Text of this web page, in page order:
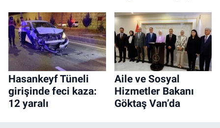
Hasankeyf Tüneli
girişinde feci kaza:
12 yaralı
Aile ve Sosyal
Hizmetler Bakanı
Göktaş Van’da